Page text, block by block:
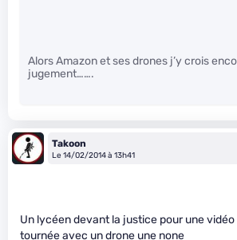
Alors Amazon et ses drones j’y crois
jugement…….
Takoon
Le 14/02/2014 à 13h41
Un lycéen devant la justice pour une
tournée avec un drone une none